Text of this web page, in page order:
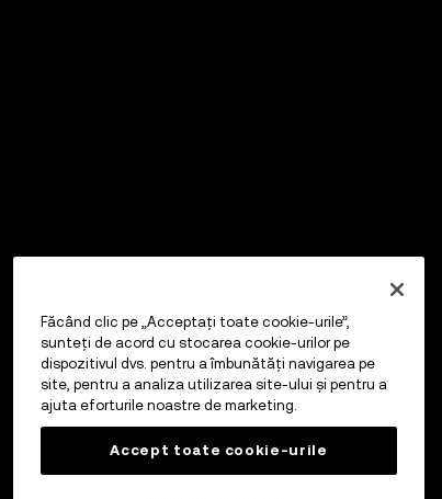
Făcând clic pe „Acceptați toate cookie-urile”,
sunteți de acord cu stocarea cookie-urilor pe
dispozitivul dvs. pentru a îmbunătăți navigarea pe
site, pentru a analiza utilizarea site-ului și pentru a
ajuta eforturile noastre de marketing.
Accept toate cookie-urile